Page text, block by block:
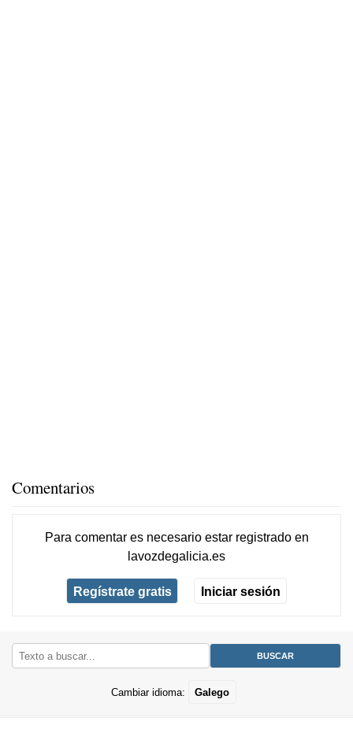
Comentarios
Para comentar es necesario estar registradoen
lavozdegalicia.es
Regístrate gratis Iniciar sesión
Cambiar idioma: Galego